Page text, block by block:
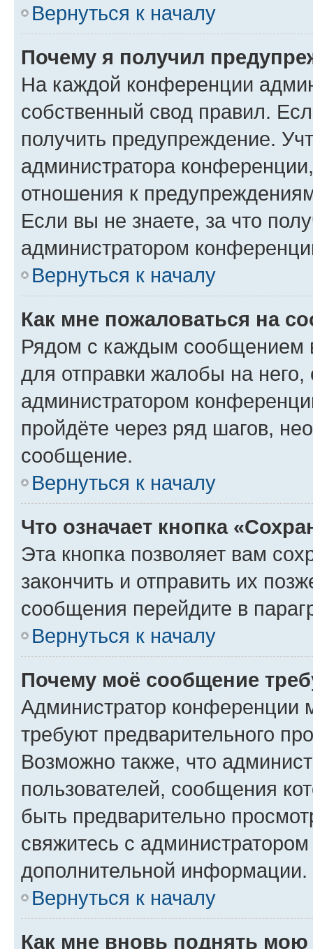
Вернуться к началу
Почему я получил
На каждой конференции
собственный свод правил.
получить предупреждение.
администратора
отношения к
Если вы не знаете, за что
администратором
Вернуться к началу
Как мне пожаловаться на
Рядом с каждым сообщением
для отправки жалобы на
администратором
пройдёте через ряд шагов,
сообщение.
Вернуться к началу
Что означает кнопка
Эта кнопка позволяет вам
закончить и отправить их
сообщения перейдите в
Вернуться к началу
Почему моё сообщение
Администратор конференции
требуют предварительного
Возможно также, что
пользователей, сообщения
быть предварительно
свяжитесь с
дополнительной информации.
Вернуться к началу
Как мне вновь поднять мою